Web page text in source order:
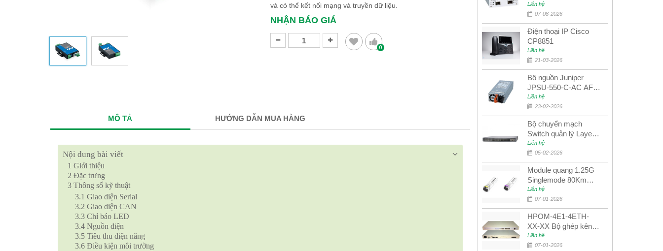
và có thể kết nối mạng và truyền dữ liệu.
NHẬN BÁO GIÁ
0
MÔ TẢ HƯỚNG DẪN MUA HÀNG
Nội dung bài viết
1 Giới thiệu
2 Đặc trưng
3 Thông số kỹ thuật
3.1 Giao diện Serial
3.2 Giao diện CAN
3.3 Chỉ báo LED
3.4 Nguồn điện
3.5 Tiêu thu điện năng
3.6 Điều kiện môi trường
port 10GbE SFP+
SGMOD2F2PUR
2port 10GbE SFP+
Liên hệ
07-08-2026
Điện thoại IP Cisco
CP8851
Liên hệ
21-03-2026
Bộ nguồn Juniper
JPSU-550-C-AC AFO
nguồn AC công suất
550W dùng cho dòng
switch Juniper
Networks EX4400
Liên hệ
23-02-2026
Bộ chuyển mạch
Switch quản lý Layer 3
Juniper QFX5100-48S
Liên hệ
05-02-2026
Module quang 1.25G
Singlemode 80Km
UPCOM MWS-12-45-
80AD/MWS-12-54-
80BD
Liên hệ
07-01-2026
HPOM-4E1-4ETH-
XX-XX Bộ ghép kênh
quang quản lý SDH
4E1+4ETH+RS232
Liên hệ
07-01-2026